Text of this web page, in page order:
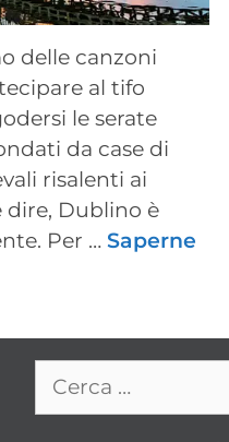
delle canzoni
al tifo
le serate
da case di
risalenti ai
dire, Dublino è
Per … Saperne
per: